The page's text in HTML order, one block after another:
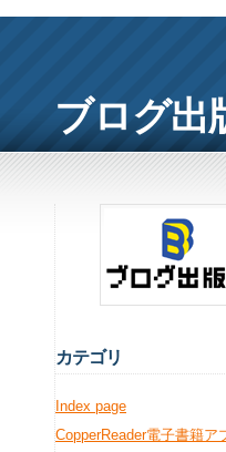
ブログ出
カテゴリ
Index page
CopperReader電子書籍ア